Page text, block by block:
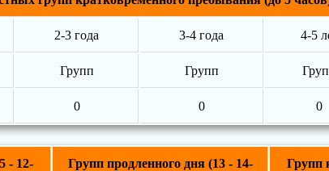
2-3 года 3-4 года 4-5
Групп Групп
0 0 0
- 12-
Групп продленного дня (13 - 14-
Групп